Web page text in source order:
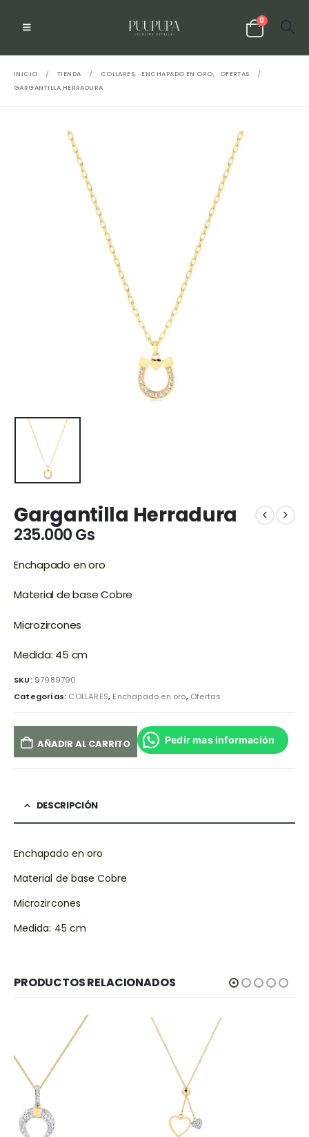
0
INICIO TIENDA COLLARES, ENCHAPADO EN ORO,
OFERTAS
GARGANTILLA HERRADURA
Gargantilla Herradura
235.000Gs
Enchapado en oro
Material de base Cobre
Microzircones
Medida: 45 cm
SKU: 97989790
Categorías: COLLARES, Enchapado en oro, Ofertas
AÑADIR AL CARRITO Pedir mas información
DESCRIPCIÓN
Enchapado en oro
Material de base Cobre
Microzircones
Medida: 45 cm
PRODUCTOS RELACIONADOS